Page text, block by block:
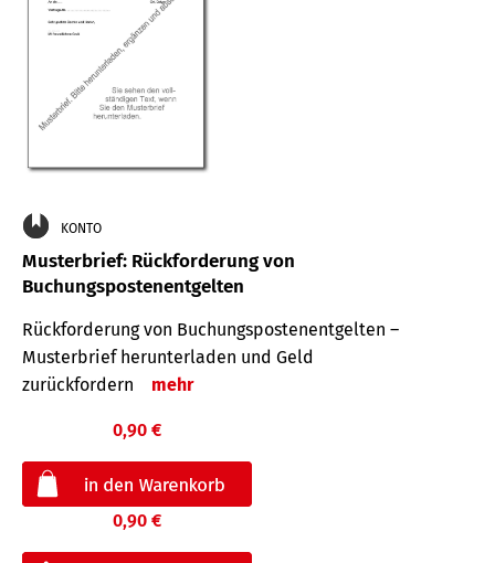
KONTO
Musterbrief: Rückforderung von
Buchungspostenentgelten
Rückforderung von Buchungspostenentgelten –
Musterbrief herunterladen und Geld
zurückfordern
mehr
0,90 €
0,90 €